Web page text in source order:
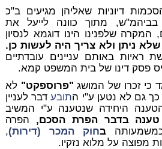
דיוניות שאליהן מגיעים ב"כ
בביהמ"ש, מתוך כוונה לייעל את
המקרה שלפנינו הינו דוגמא לנסיון
ניתן ולא צריך היה לעשות כן.
ראיות באותם עניינים עובדתיים
פסק דינו של בית המשפט קמא.
כי זכרו של המושג "פרוספקט" לא
גם לא נטען ע"י התובעדבר לעניין
היחידה שנטענה ע"י המשיב
טענה בדבר הפרת הסכם, הפרה
בחוק המכר (דירות),
מפוצה על מלוא נזקיו.